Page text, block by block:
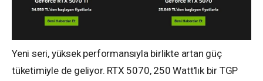
Yeni seri, yüksek performansıyla birlikte artan güç
tüketimiyle de geliyor. RTX 5070, 250 Watt’lık bir TGP